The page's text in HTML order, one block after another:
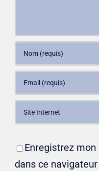
Enregistrez
dans ce